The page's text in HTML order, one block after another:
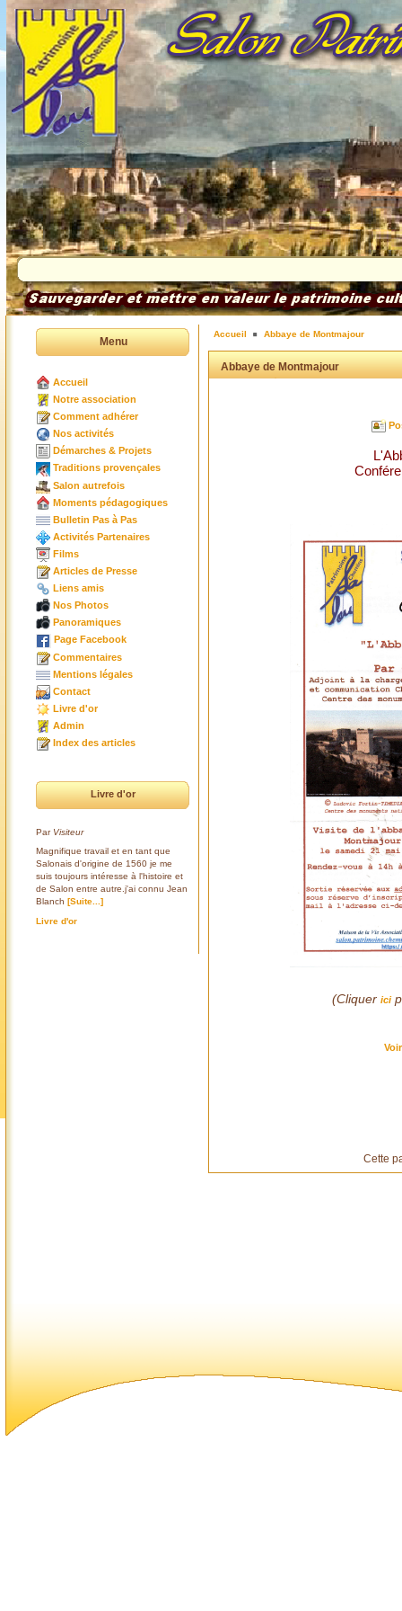
Menu
Accueil
Notre association
Comment adhérer
Nos activités
Démarches & Projets
Traditions provençales
Salon autrefois
Moments pédagogiques
Bulletin Pas à Pas
Activités Partenaires
Films
Articles de Presse
Liens amis
Nos Photos
Panoramiques
Page Facebook
Commentaires
Mentions légales
Contact
Livre d'or
Admin
Index des articles
Livre d'or
Par Visiteur
Magnifique travail et en tant que
Salonais d'origine de 1560 je me
suis toujours intéresse à l'histoire et
de Salon entre autre.j'ai connu Jean
Blanch [Suite...]
Livre d'or
Accueil Abbaye de Montmajour
Abbaye de Montmajour
(Cliquer ici
Cette